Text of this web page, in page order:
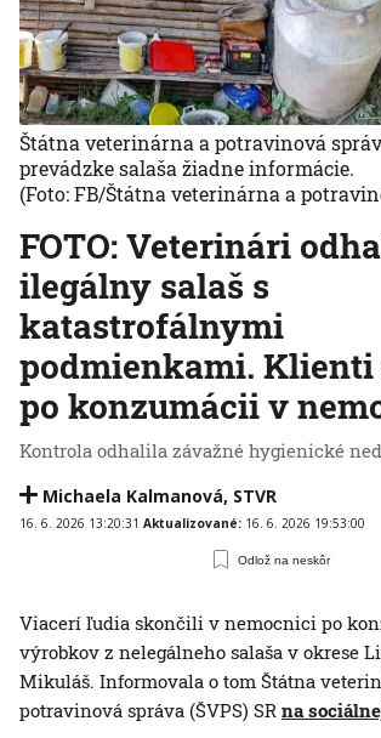
FOTO: Veterinári
ilegálny salaš s
katastrofálnymi
podmienkami.
po konzumácii v
Kontrola odhalila závažné hygienické
Michaela Kalmanová, STVR
16. 6. 2026 13:20:31 Aktualizované: 16. 6. 2026 19:53:00
Odlož na neskôr
Štátna veterinárna a potravinová
prevádzke salaša žiadne informácie.
(Foto: FB/Štátna veterinárna a
Viacerí ľudia skončili v nemocnici po
výrobkov z nelegálneho salaša v okrese
Mikuláš. Informovala o tom Štátna
potravinová správa (ŠVPS) SR na